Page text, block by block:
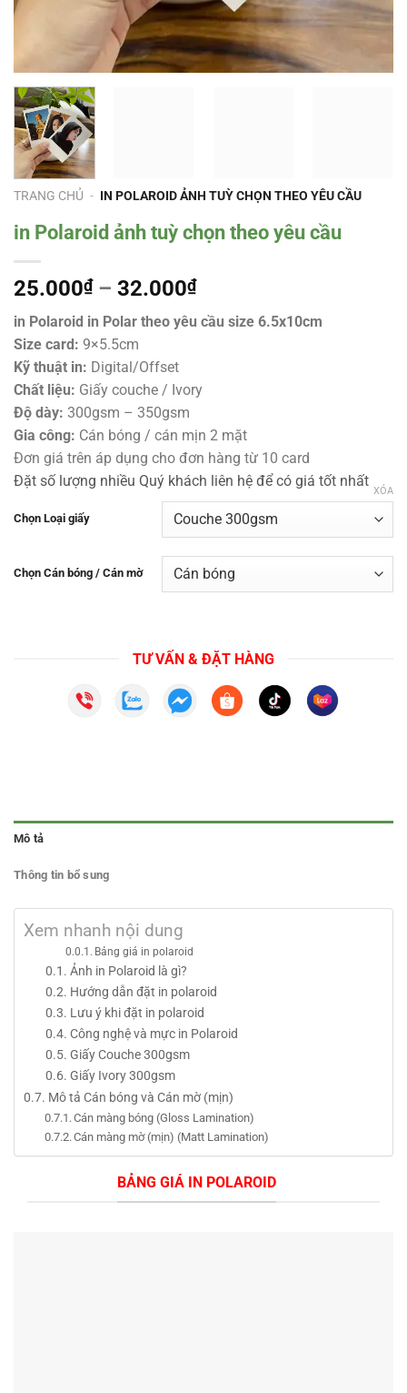
TRANG CHỦ - IN POLAROID ẢNH TUỲ CHỌN THEO YÊU CẦU
in Polaroid ảnh tuỳ chọn theo yêu cầu
25.000₫ – 32.000₫Khoảng
giá:
từ
32.000₫
in Polaroid in Polar theo yêu cầu size 6.5x10cm
Size card: 9×5.5cm
Kỹ thuật in: Digital/Offset
Chất liệu: Giấy couche / Ivory
Độ dày: 300gsm – 350gsm
Gia công: Cán bóng / cán mịn 2 mặt
Đơn giá trên áp dụng cho đơn hàng từ 10 card
Đặt số lượng nhiều Quý khách liên hệ để có giá tốt nhất
Chọn Loại giấy
Chọn Cán bóng / Cán mờ
XÓA
TƯ VẤN & ĐẶT HÀNG
Mô tả
Thông tin bổ sung
Xem nhanh nội dung
Bảng giá in polaroid
Ảnh in Polaroid là gì?
Hướng dẫn đặt in polaroid
Lưu ý khi đặt in polaroid
Công nghệ và mực in Polaroid
Giấy Couche 300gsm
Giấy Ivory 300gsm
Mô tả Cán bóng và Cán mờ (mịn)
Cán màng bóng (Gloss Lamination)
Cán màng mờ (mịn) (Matt Lamination)
BẢNG GIÁ IN POLAROID